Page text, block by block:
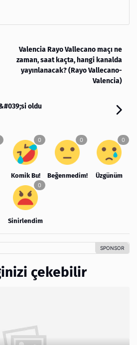
Valencia Rayo Vallecano maçı ne
zaman, saat kaçta, hangi kanalda
yayınlanacak? (Rayo Vallecano-
Valencia)
oldu
Komik Bu! Beğenmedim! Üzgünüm
Sinirlendim
çekebilir